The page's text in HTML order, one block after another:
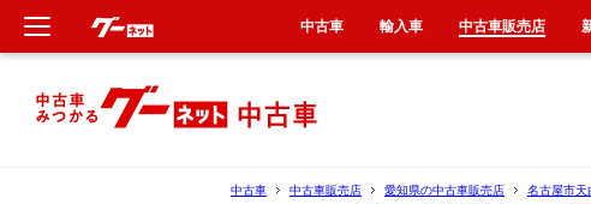
中古車 中古車販売店 愛知県の中古車販売店 名古屋市天
中古車 輸入車 中古車販売店
新車